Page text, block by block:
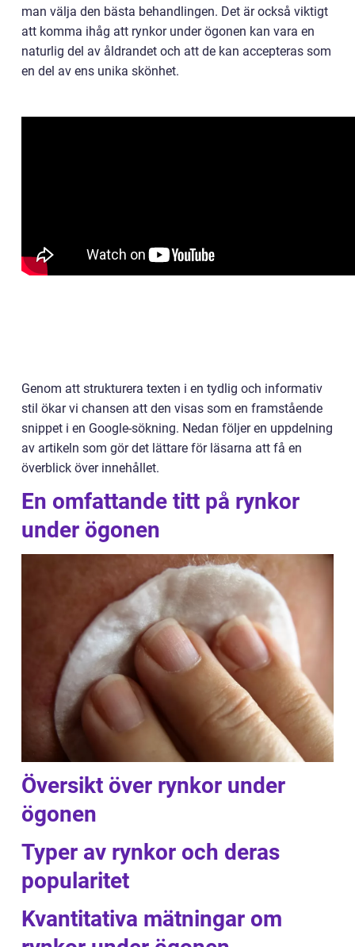
man välja den bästa behandlingen. Det är också viktigt
att komma ihåg att rynkor under ögonen kan vara en
naturlig del av åldrandet och att de kan accepteras som
en del av ens unika skönhet.
Genom att strukturera texten i en tydlig och informativ
stil ökar vi chansen att den visas som en framstående
snippet i en Google-sökning. Nedan följer en uppdelning
av artikeln som gör det lättare för läsarna att få en
överblick över innehållet.
En omfattande titt på rynkor
under ögonen
Översikt över rynkor under
ögonen
Typer av rynkor och deras
popularitet
Kvantitativa mätningar om